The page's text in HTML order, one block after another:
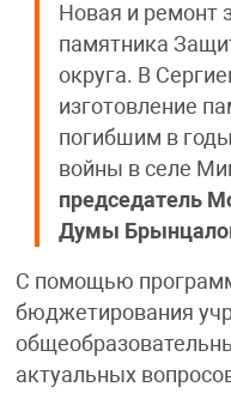
Новая и ремонт
памятника
округа. В
изготовление
погибшим в
войны в селе
председатель
Думы
С помощью
бюджетирования
актуальных